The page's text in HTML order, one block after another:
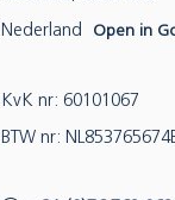
Nederland Open in
KvK nr: 60101067
BTW nr: